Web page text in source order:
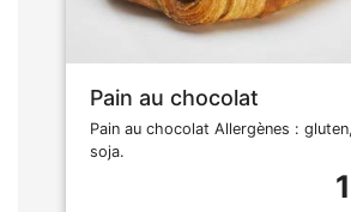
Pain au chocolat
Pain au chocolat Allergènes :
soja.